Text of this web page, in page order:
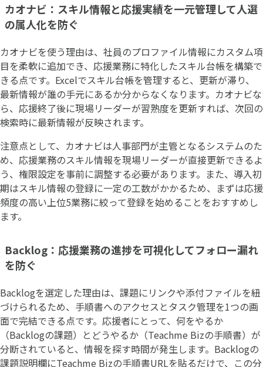
カオナビ：スキル情報と応援実績を一元管理して人選
の属人化を防ぐ
カオナビを使う理由は、社員のプロファイル情報にカスタム項
目を柔軟に追加でき、応援業務に特化したスキル台帳を構築で
きる点です。Excelでスキル台帳を管理すると、更新が滞り、
最新情報が誰の手元にあるか分からなくなります。カオナビな
ら、応援終了後に現場リーダーが習熟度を更新すれば、次回の
検索時に最新情報が反映されます。
注意点として、カオナビは人事部門が主管となるシステムのた
め、応援業務のスキル情報を現場リーダーが直接更新できるよ
う、権限設定を事前に調整する必要があります。また、導入初
期はスキル情報の登録に一定の工数がかかるため、まずは応援
頻度の高い上位5業務に絞って登録を始めることをおすすめし
ます。
Backlog：応援業務の進捗を可視化してフォロー漏れ
を防ぐ
Backlogを選定した理由は、課題にリンクや添付ファイルを紐
づけられるため、手順書へのアクセスとタスク管理を1つの画
面で完結できる点です。応援者にとって、何をやるか
（Backlogの課題）とどうやるか（Teachme Bizの手順書）が
分断されていると、情報を探す時間が発生します。Backlogの
課題説明欄にTeachme Bizの手順書URLを貼るだけで、この分